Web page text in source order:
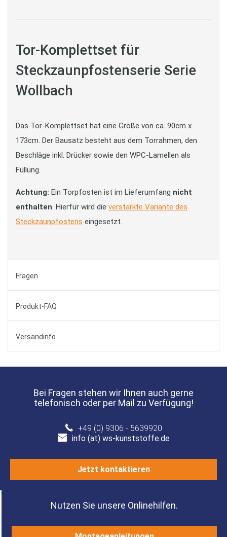
Tor-Komplettset für
Steckzaunpfostenserie Serie
Wollbach
Das Tor-Komplettset hat eine Größe von ca. 90cm x
173cm. Der Bausatz besteht aus dem Torrahmen, den
Beschläge inkl. Drücker sowie den WPC-Lamellen als
Füllung.
Achtung: Ein Torpfosten ist im Lieferumfang nicht
enthalten. Hierfür wird die verstärkte Variante des
Steckzaunpfostens eingesetzt.
Fragen
Produkt-FAQ
Versandinfo
Bei Fragen stehen wir Ihnen auch gerne
telefonisch oder per Mail zu Verfügung!
+49 (0) 9306 - 5639920
info (at) ws-kunststoffe.de
Jetzt kontaktieren
Nutzen Sie unsere Onlinehilfen.